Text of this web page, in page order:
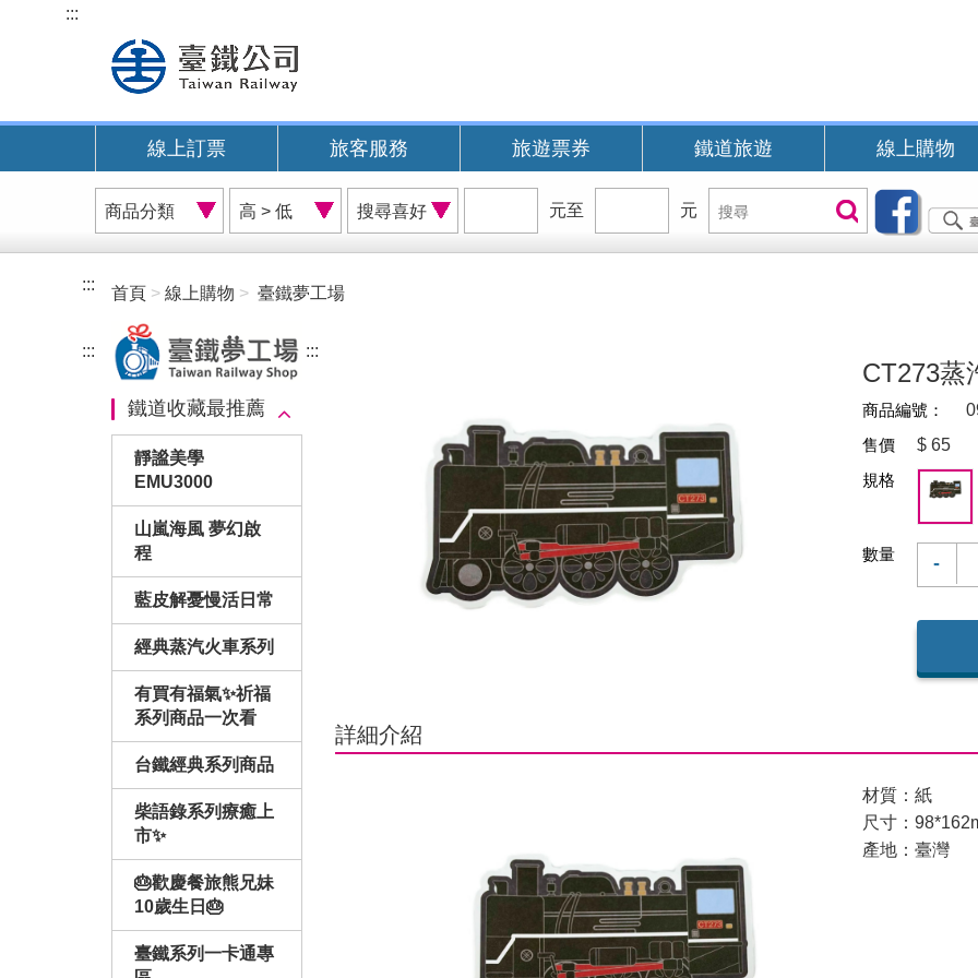
內
:::
線上訂票 旅客服務 旅遊票券 鐵道旅遊 線上購物
商
品
分
價
格
排
搜
尋
喜
位
元至
位
元
搜
尋
搜尋
::: 首頁 線上購物 臺鐵夢工場
:::
鐵道收藏最推薦
靜謐美學
EMU3000
山嵐海風 夢幻啟
程
藍皮解憂慢活日常
經典蒸汽火車系列
有買有福氣✨祈福
系列商品一次看
台鐵經典系列商品
柴語錄系列療癒上
市✨
🎂歡慶餐旅熊兄妹
10歲生日🎂
臺鐵系列一卡通專
:::
CT273蒸
商品編號：
售價
$ 65
規格
數量 -
詳細介紹
材質：紙
尺寸：
產地：臺灣